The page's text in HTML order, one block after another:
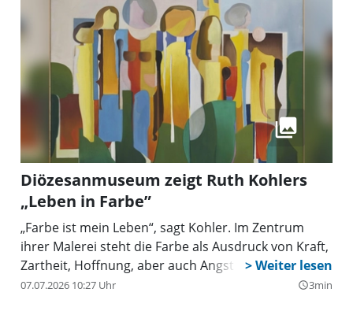
Diözesanmuseum zeigt Ruth Kohlers
„Leben in Farbe”
„Farbe ist mein Leben“, sagt Kohler. Im Zentrum
ihrer Malerei steht die Farbe als Ausdruck von Kraft,
Zartheit, Hoffnung, aber auch Angst und Trauer.
07.07.2026 10:27 Uhr query_builder3min